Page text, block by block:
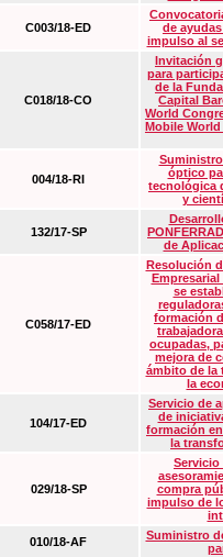
C003/18-ED
de
impulso al
C018/18-CO
Invitación
para
de la
Capital
World
Mobile
004/18-RI
óptico
tecnológica
y
132/17-SP
de
C058/17-ED
Resolución
Empresarial
se
formación
ocupadas,
mejora de
ámbito de la
la
104/17-ED
Servicio de
de
formación
la
029/18-SP
Servicio
compra
impulso de
010/18-AF
Suministro